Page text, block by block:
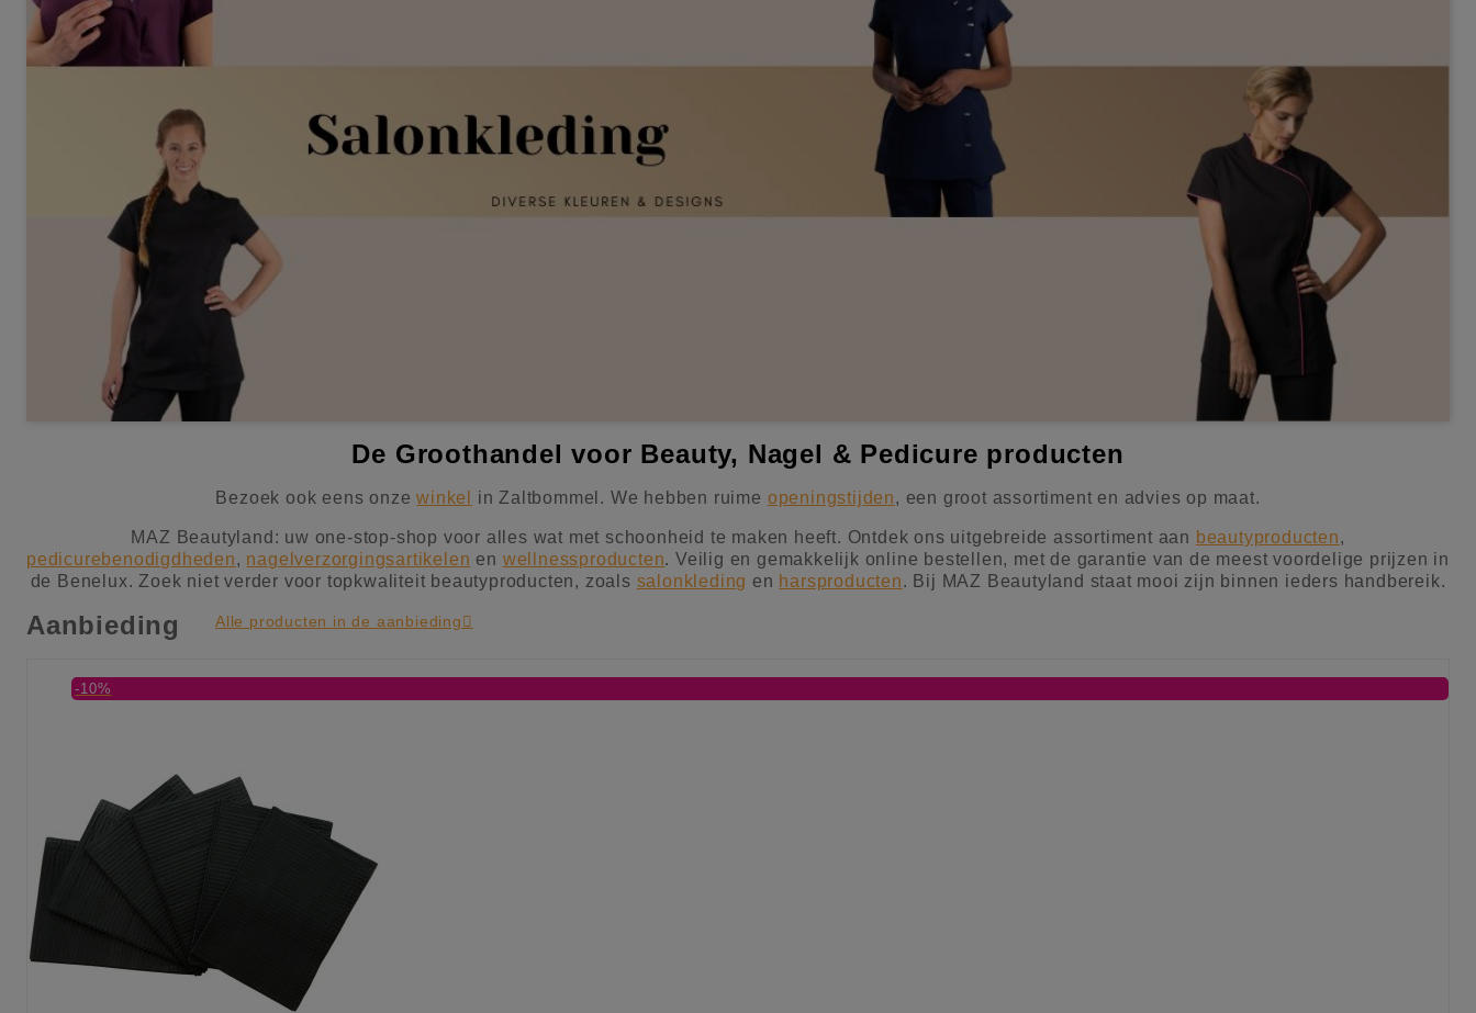
De Groothandel voor Beauty, Nagel & Pedicure producten
Bezoek ook eens onzewinkel in Zaltbommel. We hebben ruime openingstijden, een groot assortiment en advies op maat.
MAZ Beautyland: uw one-stop-shop voor alles wat met schoonheid te maken heeft. Ontdek ons uitgebreide assortiment aan beautyproducten,
pedicurebenodigdheden, nagelverzorgingsartikelen en wellnessproducten. Veilig en gemakkelijk online bestellen, met de garantie van de meest voordelige prijzen in
de Benelux. Zoek niet verder voor topkwaliteit beautyproducten, zoals salonkleding en harsproducten. Bij MAZ Beautyland staat mooi zijn binnen ieders handbereik.
Aanbieding Alle producten in de aanbieding
-10%